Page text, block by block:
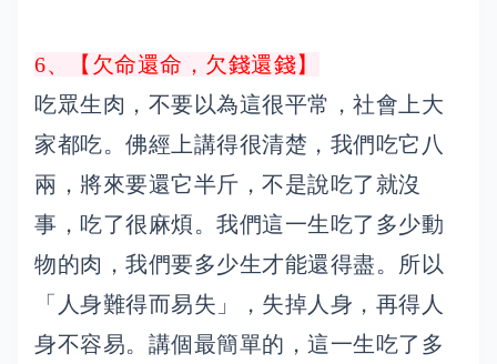
6、【欠命還命，欠錢還錢】
吃眾生肉，不要以為這很平常，社會上大
家都吃。佛經上講得很清楚，我們吃它八
兩，將來要還它半斤，不是說吃了就沒
事，吃了很麻煩。我們這一生吃了多少動
物的肉，我們要多少生才能還得盡。所以
「人身難得而易失」，失掉人身，再得人
身不容易。講個最簡單的，這一生吃了多